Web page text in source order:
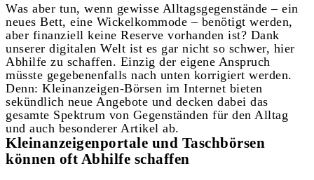
Was aber tun, wenn gewisse Alltagsgegenstände – ein
neues Bett, eine Wickelkommode – benötigt werden,
aber finanziell keine Reserve vorhanden ist? Dank
unserer digitalen Welt ist es gar nicht so schwer, hier
Abhilfe zu schaffen. Einzig der eigene Anspruch
müsste gegebenenfalls nach unten korrigiert werden.
Denn: Kleinanzeigen-Börsen im Internet bieten
sekündlich neue Angebote und decken dabei das
gesamte Spektrum von Gegenständen für den Alltag
und auch besonderer Artikel ab.
Kleinanzeigenportale und Taschbörsen
können oft Abhilfe schaffen